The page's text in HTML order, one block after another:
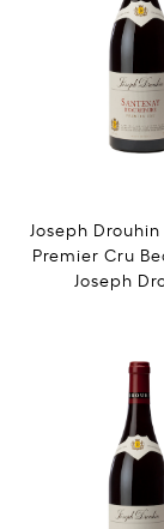
Joseph
Premier Cru
Joseph